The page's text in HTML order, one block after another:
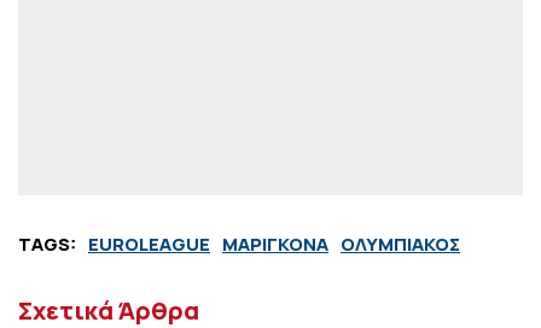
TAGS: EUROLEAGUE ΜΑΡΙΓΚΟΝΑ ΟΛΥΜΠΙΑΚΟΣ
Σχετικά Άρθρα